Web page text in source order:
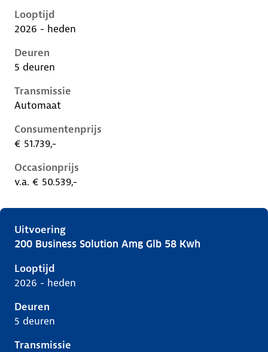
Looptijd
2026 - heden
Deuren
5 deuren
Transmissie
Automaat
Consumentenprijs
€ 51.739,-
Occasionprijs
v.a. € 50.539,-
Uitvoering
Mercedes Glb-Klasse ii-x248, glb 58 kwh, 165 kW,
200 Business Solution Amg Glb 58 Kwh
Looptijd
2026 - heden
Deuren
5 deuren
Transmissie